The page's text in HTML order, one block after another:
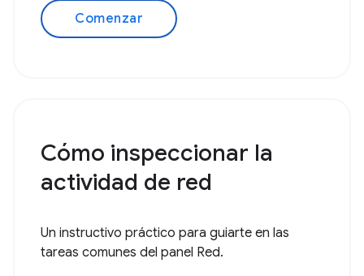
Comenzar
Cómo inspeccionar la
actividad de red
Un instructivo práctico para guiarte en las
tareas comunes del panel Red.